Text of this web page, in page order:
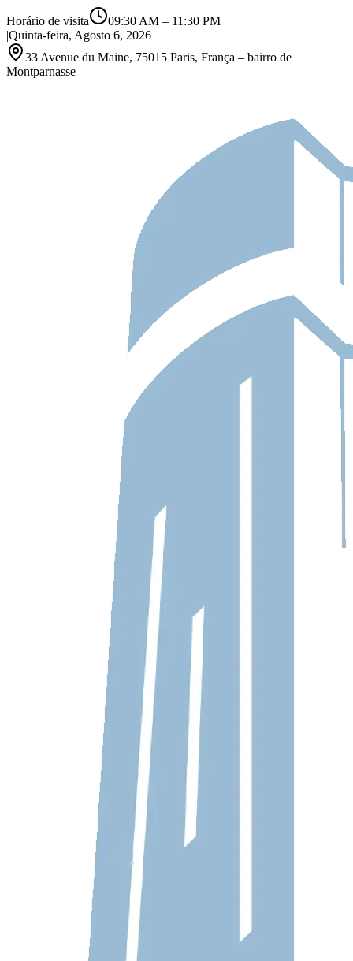
Horário de visita 09:30 AM – 11:30 PM
|Quinta-feira, Agosto 6, 2026
33 Avenue du Maine, 75015 Paris, França – bairro de
Montparnasse